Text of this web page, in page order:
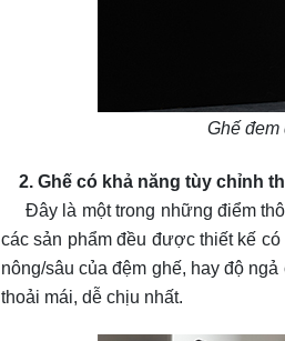
Ghế
2. Ghế có khả năng tùy chỉnh
Đây là một trong những điểm
các sản phẩm đều được thiết kế
nông/sâu của đệm ghế, hay độ
thoải mái, dễ chịu nhất.